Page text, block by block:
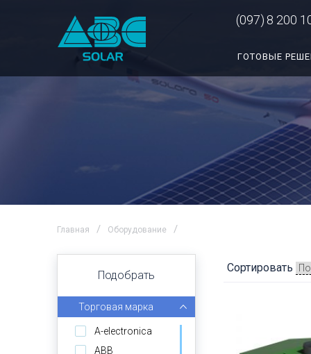
(097) 8 200
ГОТОВЫЕ
Главная Оборудование
Подобрать
Торговая марка
A-electronica
ABB
Сортировать